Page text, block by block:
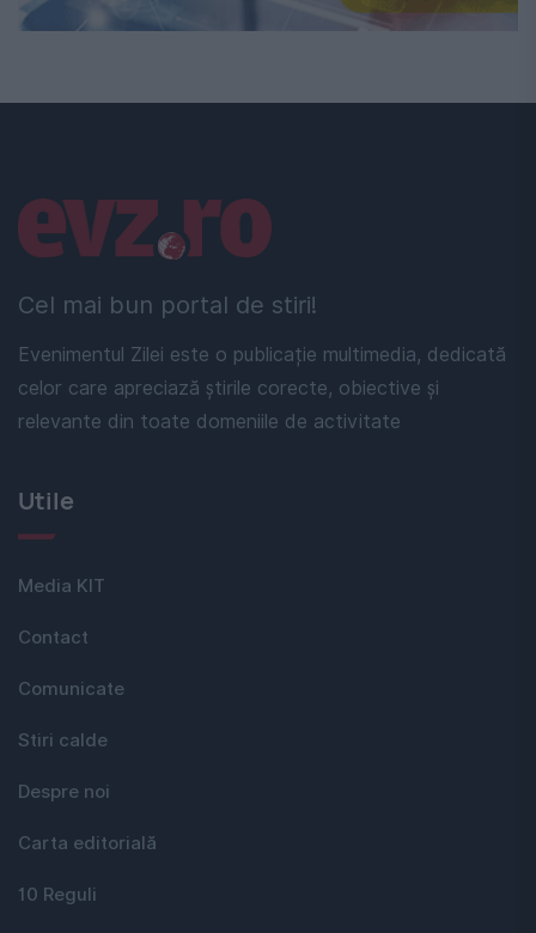
Cel mai bun portal de stiri!
Evenimentul Zilei este o publicație multimedia, dedicată
celor care apreciază știrile corecte, obiective și
relevante din toate domeniile de activitate
Linkuri utile
Utile
Media KIT
Contact
Comunicate
Stiri calde
Despre noi
Carta editorială
10 Reguli